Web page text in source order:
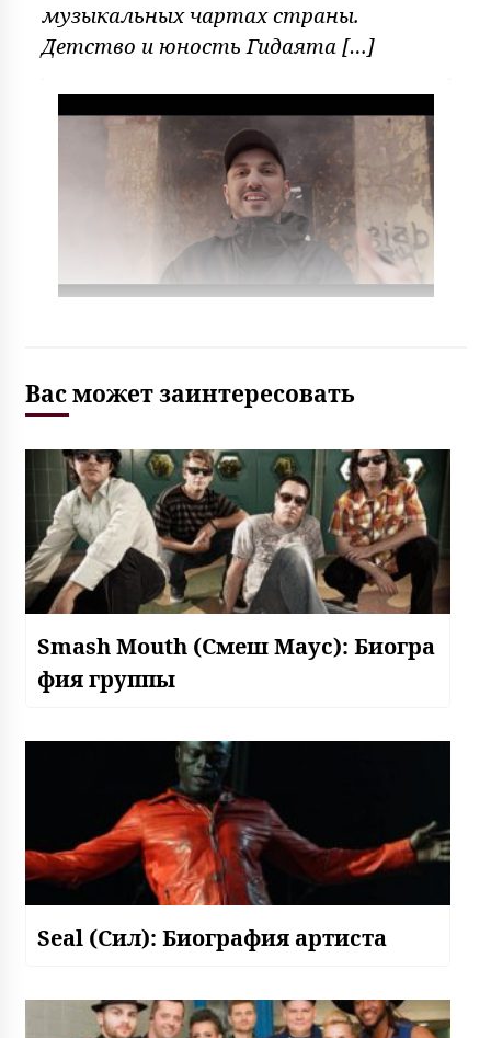
музыкальных чартах страны.
Детство и юность Гидаята […]
Вас может заинтересовать
Smash Mouth (Смеш Маус): Биогра
фия группы
Seal (Сил): Биография артиста